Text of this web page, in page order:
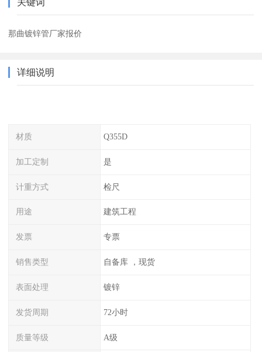
那曲镀锌管厂家报价
详细说明
材质 Q355D
加工定制 是
计重方式 检尺
用途 建筑工程
发票 专票
销售类型 自备库 ，现货
表面处理 镀锌
发货周期 72小时
质量等级 A级